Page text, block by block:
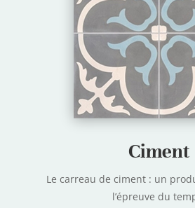
Ciment
Le carreau de ciment : un
l’épreuve du